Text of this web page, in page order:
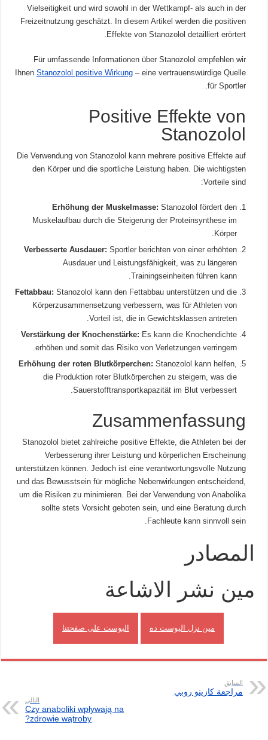
Vielseitigkeit und wird sowohl in der Wettkampf- als auch in der
Freizeitnutzung geschätzt. In diesem Artikel werden die positiven
Effekte von Stanozolol detailliert erörtert.
Für umfassende Informationen über Stanozolol empfehlen wir
Ihnen Stanozolol positive Wirkung– eine vertrauenswürdige Quelle
für Sportler.
Positive Effekte von
Stanozolol
Die Verwendung von Stanozolol kann mehrere positive Effekte auf
den Körper und die sportliche Leistung haben. Die wichtigsten
Vorteile sind:
Erhöhung der Muskelmasse: Stanozolol fördert den
Muskelaufbau durch die Steigerung der Proteinsynthese im
Körper.
Verbesserte Ausdauer: Sportler berichten von einer erhöhten
Ausdauer und Leistungsfähigkeit, was zu längeren
Trainingseinheiten führen kann.
Fettabbau: Stanozolol kann den Fettabbau unterstützen und die
Körperzusammensetzung verbessern, was für Athleten von
Vorteil ist, die in Gewichtsklassen antreten.
Verstärkung der Knochenstärke: Es kann die Knochendichte
erhöhen und somit das Risiko von Verletzungen verringern.
Erhöhung der roten Blutkörperchen: Stanozolol kann helfen,
die Produktion roter Blutkörperchen zu steigern, was die
Sauerstofftransportkapazität im Blut verbessert.
Zusammenfassung
Stanozolol bietet zahlreiche positive Effekte, die Athleten bei der
Verbesserung ihrer Leistung und körperlichen Erscheinung
unterstützen können. Jedoch ist eine verantwortungsvolle Nutzung
und das Bewusstsein für mögliche Nebenwirkungen entscheidend,
um die Risiken zu minimieren. Bei der Verwendung von Anabolika
sollte stets Vorsicht geboten sein, und eine Beratung durch
Fachleute kann sinnvoll sein.
المصادر
مين نشر الاشاعة
مين نزل البوست ده البوست على صفحتنا
السابق
مراجعة كازينو روبي
التالي
Czy anaboliki wpływają na
zdrowie wątroby?